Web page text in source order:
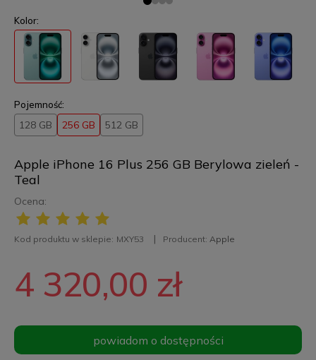
Apple iPhone 16 Plus 256 GB Berylowa zieleń -
Teal
Ocena:
Kod produktu w sklepie: MXY53 Producent: Apple
Kolor:
Pojemność:
128 GB 256 GB 512 GB
4 320,00 zł
powiadom o dostępności